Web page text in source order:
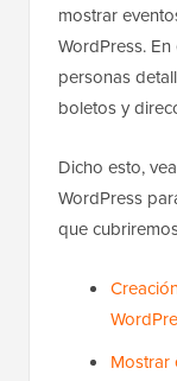
mostrar
WordPress.
personas
boletos y
Dicho esto,
WordPress
que
Mostrar